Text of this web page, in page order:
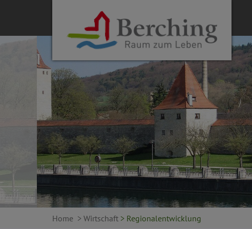
Home > Wirtschaft > Regionalentwicklung